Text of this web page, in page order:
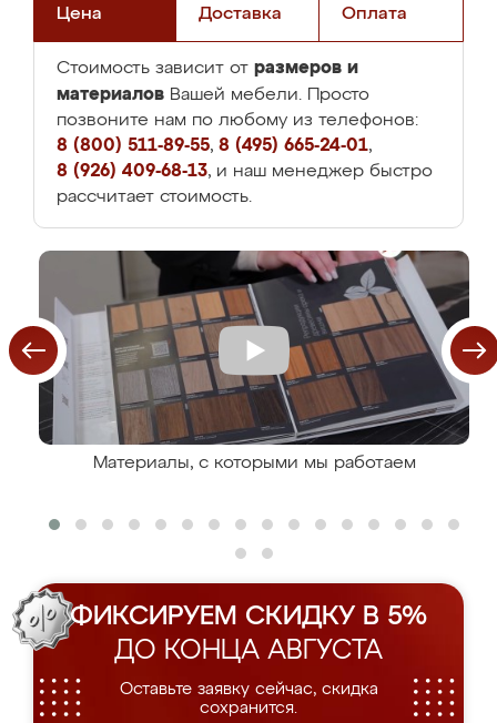
Цена Доставка Оплата
Стоимость зависит от размеров и
материалов Вашей мебели. Просто
позвоните нам по любому из телефонов:
8 (800) 511-89-55, 8 (495) 665-24-01,
8 (926) 409-68-13, и наш менеджер быстро
рассчитает стоимость.
Материалы, с которыми мы работаем
ФИКСИРУЕМ СКИДКУ В 5%
ДО КОНЦА АВГУСТА
Оставьте заявку сейчас, скидка
сохранится.